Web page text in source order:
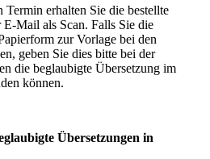
Termin erhalten Sie die bestellte
Mail als Scan. Falls Sie die
zur Vorlage bei den
geben Sie dies bitte bei der
die beglaubigte Übersetzung im
können.
Übersetzungen in